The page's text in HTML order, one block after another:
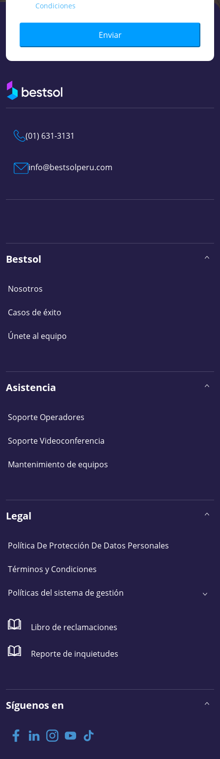
Condiciones
Enviar
(01) 631-3131
info@bestsolperu.com
Bestsol
Nosotros
Casos de éxito
Únete al equipo
Asistencia
Soporte Operadores
Soporte Videoconferencia
Mantenimiento de equipos
Legal
Política De Protección De Datos Personales
Términos y Condiciones
Políticas del sistema de gestión
Libro de reclamaciones
Reporte de inquietudes
Síguenos en